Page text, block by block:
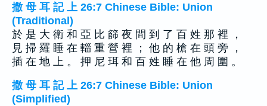
撒 母 耳 記 上 26:7 Chinese Bible: Union
(Traditional)
於 是 大 衛 和 亞 比 篩 夜 間 到 了 百 姓 那 裡 ，
見 掃 羅 睡 在 輜 重 營 裡 ； 他 的 槍 在 頭 旁 ，
插 在 地 上 。 押 尼 珥 和 百 姓 睡 在 他 周 圍 。
撒 母 耳 記 上 26:7 Chinese Bible: Union
(Simplified)